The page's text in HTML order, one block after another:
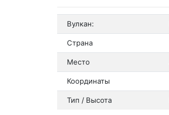
Вулкан:
Страна
Место
Координаты
Тип / Высота